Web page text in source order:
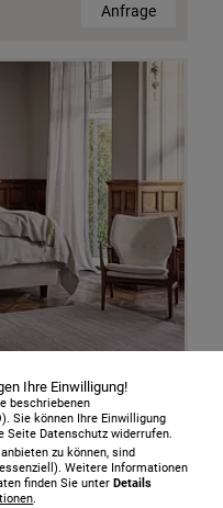
Anfrage
cm, KT Achilles,
Modell
11.649,00 €
€ sofort verfügbar
Anfrage
Ihre Einwilligung!
beschriebenen
Sie können Ihre Einwilligung
Datenschutz widerrufen.
zu können, sind
Weitere Informationen
finden Sie unterDetails
.